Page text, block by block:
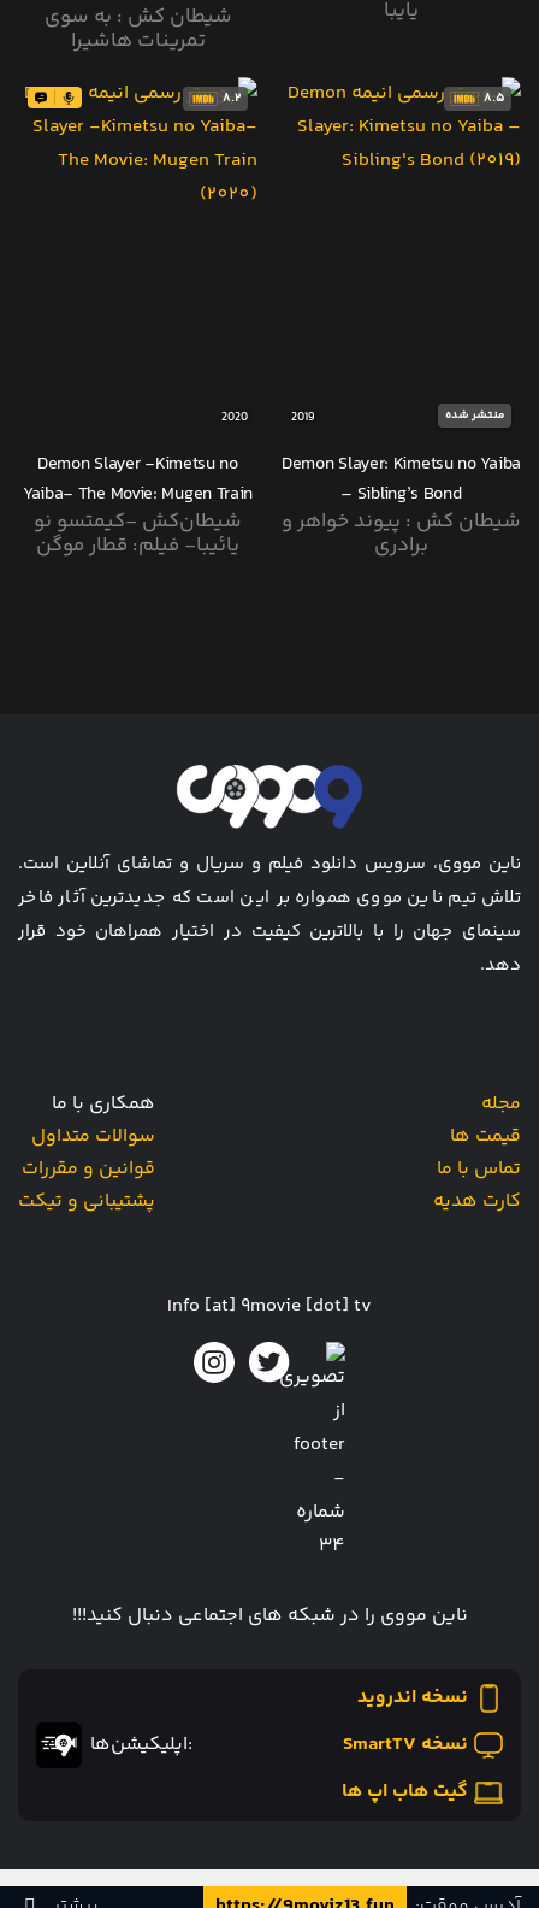
یایبا شیطان کش : به سوی
تمرینات هاشیرا
8.5
منتشر شده 2019
Demon Slayer: Kimetsu no Yaiba
– Sibling’s Bond
شیطان کش : پیوند خواهر و
برادری
8.2
2020
Demon Slayer -Kimetsu no
Yaiba- The Movie: Mugen Train
شیطان‌کش -کیمتسو نو
یائیبا- فیلم: قطار موگن
ناین مووی، سرویس دانلود فیلم و سریال و تماشای آنلاین است.
تلاش تیم ناین مووی همواره بر این است که جدیدترین آثار فاخر
سینمای جهان را با بالاترین کیفیت در اختیار همراهان خود قرار
دهد.
مجله
قیمت ها
تماس با ما
کارت هدیه
همکاری با ما
سوالات متداول
قوانین و مقررات
پشتیبانی و تیکت
Info [at] 9movie [dot] tv
ناین مووی را در شبکه های اجتماعی دنبال کنید!!!
نسخه اندروید
نسخه SmartTV
گیت هاب اپ ها
:اپلیکیشن‌ها
طراحی و توسعه توسط